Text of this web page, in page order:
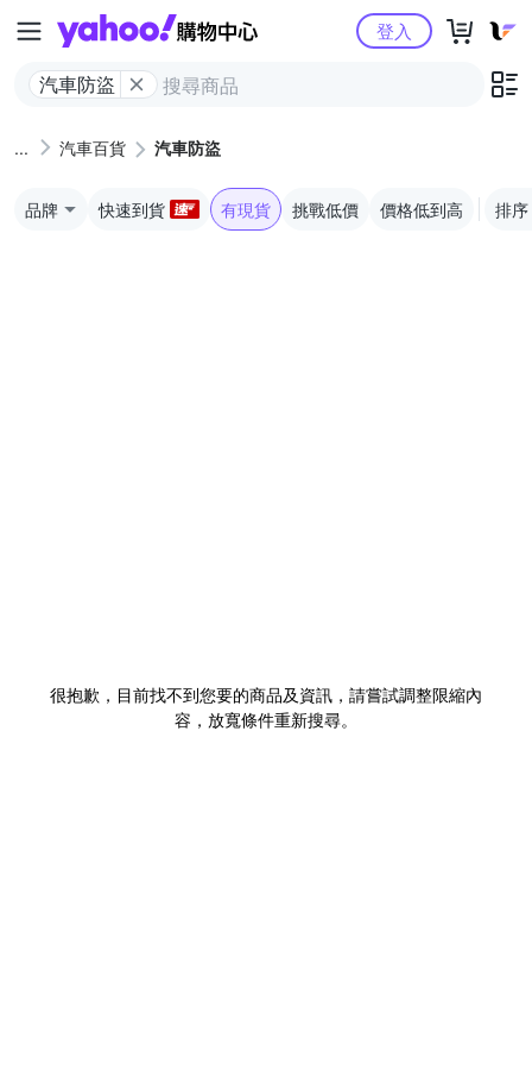
Yahoo購物中心
汽車防盜
登入
汽車百貨 汽車防盜
品牌 快速到貨 有現貨 挑戰低價 價格低到高 排序
很抱歉，目前找不到您要的商品及資訊，請嘗試調整限縮內
容，放寬條件重新搜尋。